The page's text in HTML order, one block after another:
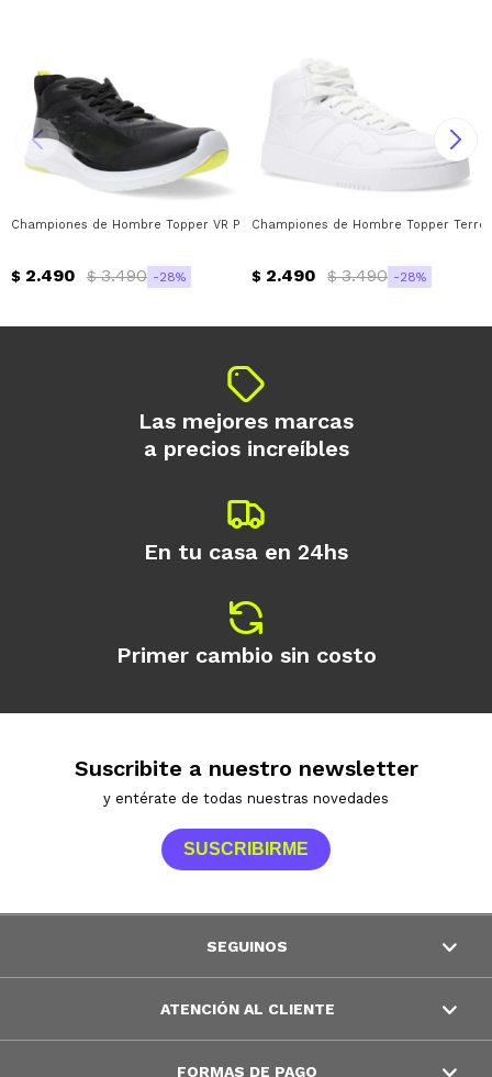
Championes de Hombre Topper VR Pro Topper - Negro - Amarillo Lima
$ 2.490 $ 3.490 28
Championes de Hombre Topper
$ 2.490 $ 3.490 28
Las mejores marcas
a precios increíbles
En tu casa en 24hs
Primer cambio sin costo
Suscribite a nuestro newsletter
y entérate de todas nuestras novedades
SUSCRIBIRME
SEGUINOS
ATENCIÓN AL CLIENTE
FORMAS DE PAGO